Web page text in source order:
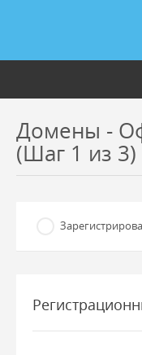
Домены -
(Шаг 1 из 3)